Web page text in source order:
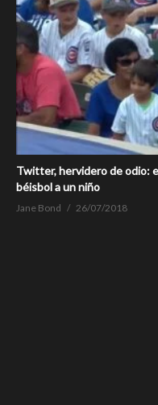
Twitter, hervidero de odio:
béisbol a un niño
Jane Bond 26/07/2018